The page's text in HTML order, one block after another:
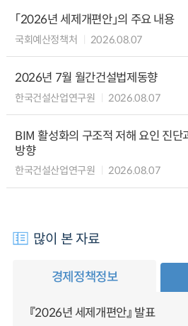
「2026년 세제개편안」의 주요 내용
국회예산정책처 2026.08.07
2026년 7월 월간건설법제동향
한국건설산업연구원 2026.08.07
BIM 활성화의 구조적 저해 요인 진단
방향
한국건설산업연구원 2026.08.07
많이 본 자료
경제정책정보
『2026년 세제개편안』 발표